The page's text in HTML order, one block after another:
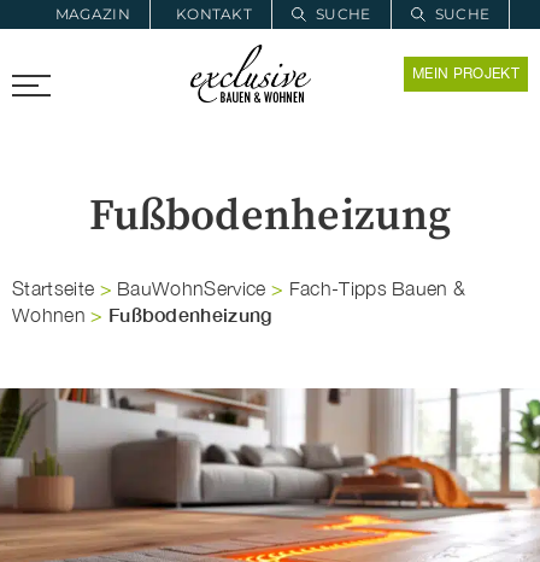
MAGAZIN KONTAKT SUCHE
SUCHE
PROARCHITEC PROINSTALL MEIN PROJEKT
Fußbodenheizung
Startseite > BauWohnService > Fach-Tipps Bauen &
Wohnen > Fußbodenheizung